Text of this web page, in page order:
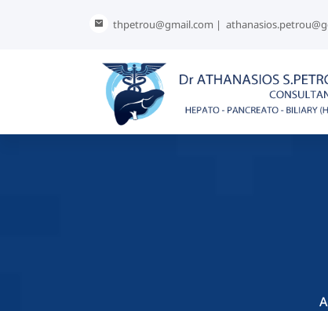
thpetrou@gmail.com |